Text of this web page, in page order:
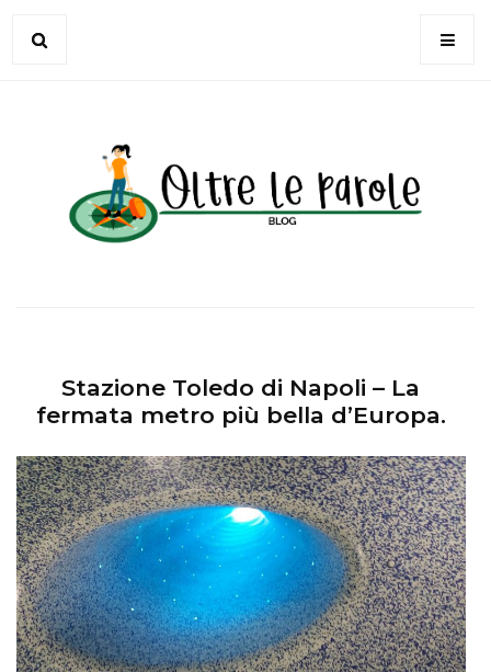
Stazione Toledo di Napoli – La
fermata metro più bella d’Europa.